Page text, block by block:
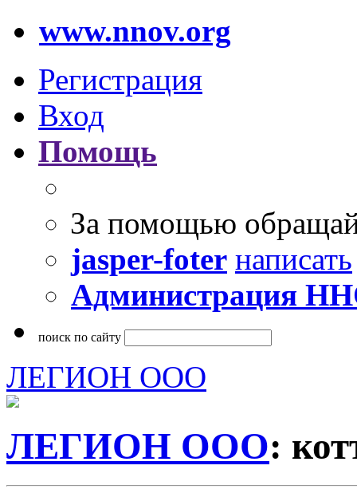
www.nnov.org
Регистрация
Вход
Помощь
За помощью
jasper-foter написать
Администрация
поиск по сайту
ЛЕГИОН ООО
ЛЕГИОН ООО: